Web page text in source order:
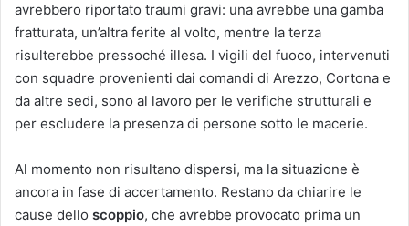
avrebbero riportato traumi gravi: una avrebbe una gamba
fratturata, un’altra ferite al volto, mentre la terza
risulterebbe pressoché illesa. I vigili del fuoco, intervenuti
con squadre provenienti dai comandi di Arezzo, Cortona e
da altre sedi, sono al lavoro per le verifiche strutturali e
per escludere la presenza di persone sotto le macerie.
Al momento non risultano dispersi, ma la situazione è
ancora in fase di accertamento. Restano da chiarire le
cause dello scoppio, che avrebbe provocato prima un